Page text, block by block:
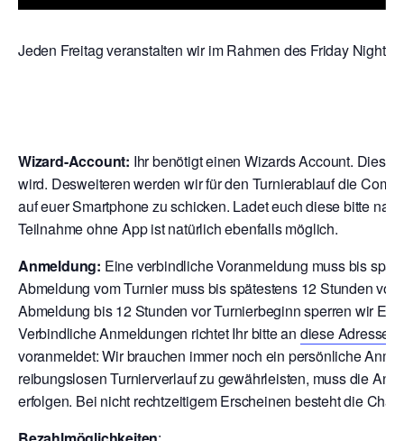
Jeden Freitag veranstalten wir im Rahmen des Friday Night
Wizard-Account: Ihr benötigt einen Wizards Account. Dies
wird. Desweiteren werden wir für den Turnierablauf die
auf euer Smartphone zu schicken. Ladet euch diese bitte
Teilnahme ohne App ist natürlich ebenfalls möglich.
Anmeldung: Eine verbindliche Voranmeldung muss bis
Abmeldung vom Turnier muss bis spätestens 12 Stunden
Abmeldung bis 12 Stunden vor Turnierbeginn sperren wir
Verbindliche Anmeldungen richtet Ihr bitte an diese Adresse
voranmeldet: Wir brauchen immer noch ein persönliche
reibungslosen Turnierverlauf zu gewährleisten, muss die
erfolgen. Bei nicht rechtzeitigem Erscheinen besteht die